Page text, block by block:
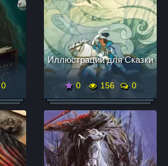
0
Иллюстрации для Сказки
0 156 0